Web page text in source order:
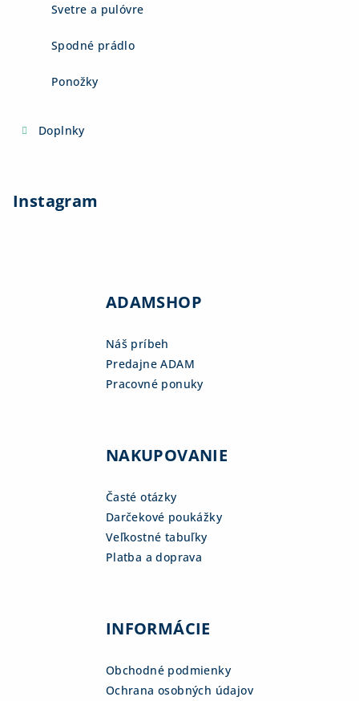
Svetre a pulóvre
Spodné prádlo
Ponožky
Doplnky
Instagram
ADAMSHOP
Náš príbeh
Predajne ADAM
Pracovné ponuky
NAKUPOVANIE
Časté otázky
Darčekové poukážky
Veľkostné tabuľky
Platba a doprava
INFORMÁCIE
Obchodné podmienky
Ochrana osobných údajov